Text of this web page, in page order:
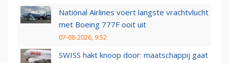
National Airlines voert langste vrachtvlucht
met Boeing 777F ooit uit
07-08-2026, 9:52
SWISS hakt knoop door: maatschappij gaat